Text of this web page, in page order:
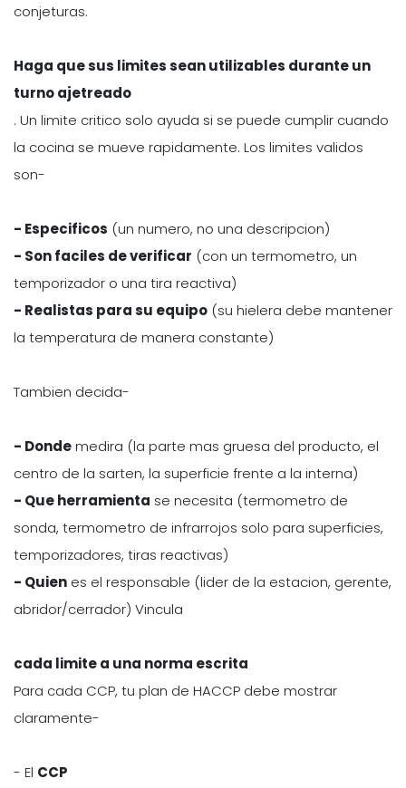
conjeturas.
Haga que sus limites sean utilizables durante un
turno ajetreado
. Un limite critico solo ayuda si se puede cumplir cuando
la cocina se mueve rapidamente. Los limites validos
son-
- Especificos (un numero, no una descripcion)
- Son faciles de verificar (con un termometro, un
temporizador o una tira reactiva)
- Realistas para su equipo (su hielera debe mantener
la temperatura de manera constante)
Tambien decida-
- Dondemedira (la parte mas gruesa del producto, el
centro de la sarten, la superficie frente a la interna)
- Que herramienta se necesita (termometro de
sonda, termometro de infrarrojos solo para superficies,
temporizadores, tiras reactivas)
- Quien es el responsable (lider de la estacion, gerente,
abridor/cerrador) Vincula
cada limite a una norma escrita
Para cada CCP, tu plan de HACCP debe mostrar
claramente-
- El CCP